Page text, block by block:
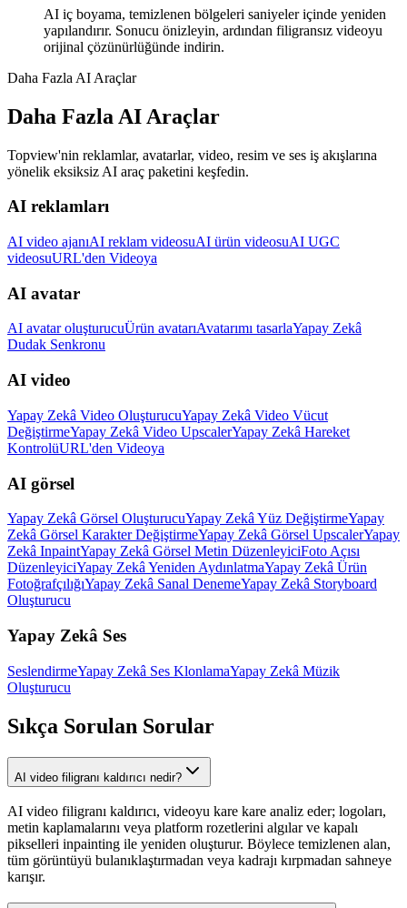
AI iç boyama, temizlenen bölgeleri saniyeler içinde yeniden
yapılandırır. Sonucu önizleyin, ardından filigransız videoyu
orijinal çözünürlüğünde indirin.
Daha Fazla AI Araçlar
Daha Fazla AI Araçlar
Topview'nin reklamlar, avatarlar, video, resim ve ses iş akışlarına
yönelik eksiksiz AI araç paketini keşfedin.
AI reklamları
AI video ajanıAI reklam videosuAI ürün videosuAI UGC
videosuURL'den Videoya
AI avatar
AI avatar oluşturucuÜrün avatarıAvatarımı tasarlaYapay Zekâ
Dudak Senkronu
AI video
Yapay Zekâ Video OluşturucuYapay Zekâ Video Vücut
DeğiştirmeYapay Zekâ Video UpscalerYapay Zekâ Hareket
KontrolüURL'den Videoya
AI görsel
Yapay Zekâ Görsel OluşturucuYapay Zekâ Yüz DeğiştirmeYapay
Zekâ Görsel Karakter DeğiştirmeYapay Zekâ Görsel UpscalerYapay
Zekâ InpaintYapay Zekâ Görsel Metin DüzenleyiciFoto Açısı
DüzenleyiciYapay Zekâ Yeniden AydınlatmaYapay Zekâ Ürün
FotoğrafçılığıYapay Zekâ Sanal DenemeYapay Zekâ Storyboard
Oluşturucu
Yapay Zekâ Ses
SeslendirmeYapay Zekâ Ses KlonlamaYapay Zekâ Müzik
Oluşturucu
Sıkça Sorulan Sorular
AI video filigranı kaldırıcı nedir?
AI video filigranı kaldırıcı, videoyu kare kare analiz eder; logoları,
metin kaplamalarını veya platform rozetlerini algılar ve kapalı
pikselleri inpainting ile yeniden oluşturur. Böylece temizlenen alan,
tüm görüntüyü bulanıklaştırmadan veya kadrajı kırpmadan sahneye
karışır.